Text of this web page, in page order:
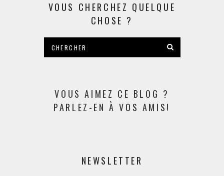
VOUS CHERCHEZ QUELQUE
CHOSE ?
VOUS AIMEZ CE BLOG ?
PARLEZ-EN À VOS AMIS!
NEWSLETTER